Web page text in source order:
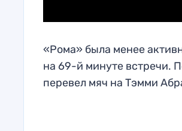
«Рома» была менее
на 69-й минуте встречи.
перевел мяч на Тэмми